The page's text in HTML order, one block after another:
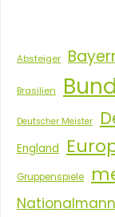
Absteiger
Brasilien
Deutscher Meister
England
Gruppenspiele